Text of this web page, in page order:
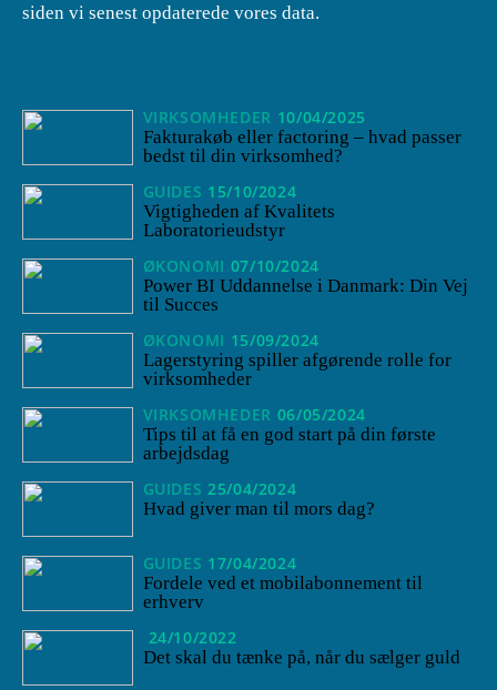
siden vi senest opdaterede vores data.
VIRKSOMHEDER 10/04/2025
Fakturakøb eller factoring – hvad passer
bedst til din virksomhed?
GUIDES 15/10/2024
Vigtigheden af Kvalitets
Laboratorieudstyr
ØKONOMI 07/10/2024
Power BI Uddannelse i Danmark: Din Vej
til Succes
ØKONOMI 15/09/2024
Lagerstyring spiller afgørende rolle for
virksomheder
VIRKSOMHEDER 06/05/2024
Tips til at få en god start på din første
arbejdsdag
GUIDES 25/04/2024
Hvad giver man til mors dag?
GUIDES 17/04/2024
Fordele ved et mobilabonnement til
erhverv
24/10/2022
Det skal du tænke på, når du sælger guld